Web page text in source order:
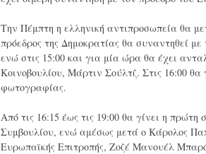
Την Πέμπτη η ελληνική αντιπροσωπεία θα
πρόεδρος της Δημοκρατίας θα συναντηθεί
ενώ στις 15:00 και για μία ώρα θα έχει
Κοινοβουλίου, Μάρτιν Σούλτζ. Στις 16:00 θα
φωτογραφίας.
Από τις 16:15 έως τις 19:00 θα γίνει η
Συμβουλίου, ενώ αμέσως μετά ο Κάρολος
Ευρωπαϊκής Επιτροπής, Ζοζέ Μανουέλ